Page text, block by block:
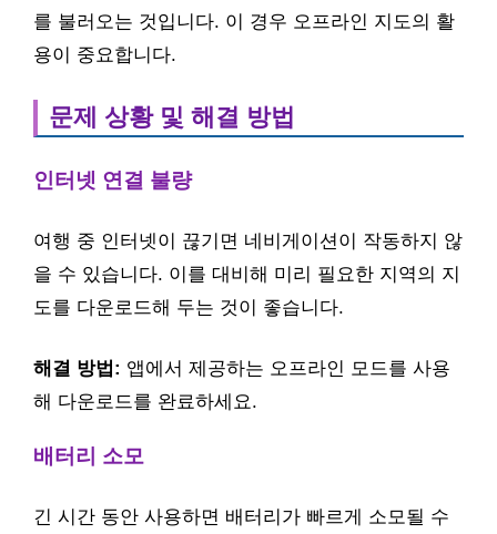
를 불러오는 것입니다. 이 경우 오프라인 지도의 활
용이 중요합니다.
문제 상황 및 해결 방법
인터넷 연결 불량
여행 중 인터넷이 끊기면 네비게이션이 작동하지 않
을 수 있습니다. 이를 대비해 미리 필요한 지역의 지
도를 다운로드해 두는 것이 좋습니다.
해결 방법: 앱에서 제공하는 오프라인 모드를 사용
해 다운로드를 완료하세요.
배터리 소모
긴 시간 동안 사용하면 배터리가 빠르게 소모될 수